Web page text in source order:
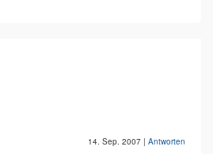
14. Sep. 2007 | Antworten